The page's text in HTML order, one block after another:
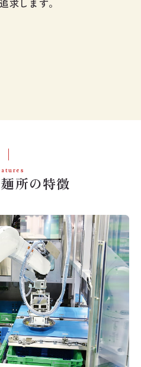
追求します。
所の特徴